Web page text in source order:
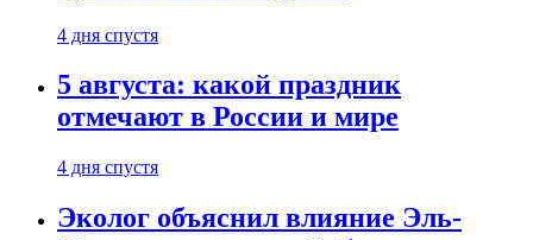
4 дня спустя
5 августа: какой праздник
отмечают в России и мире
4 дня спустя
Эколог объяснил влияние Эль-